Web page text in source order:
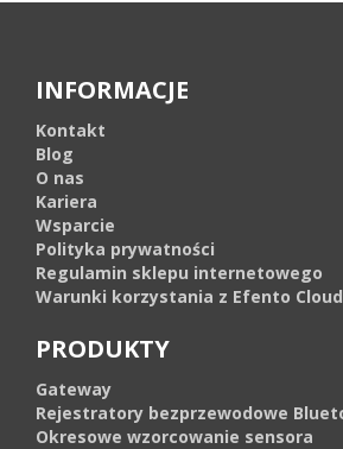
INFORMACJE
Kontakt
Blog
O nas
Kariera
Wsparcie
Polityka prywatności
Regulamin sklepu internetowego
Warunki korzystania z Efento Cloud
PRODUKTY
Gateway
Rejestratory bezprzewodowe
Okresowe wzorcowanie sensora